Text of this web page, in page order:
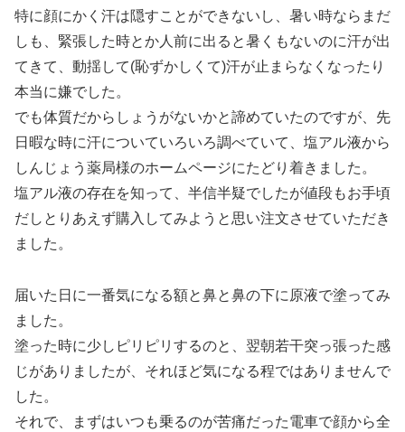
特に顔にかく汗は隠すことができないし、暑い時ならまだ
しも、緊張した時とか人前に出ると暑くもないのに汗が出
てきて、動揺して(恥ずかしくて)汗が止まらなくなったり
本当に嫌でした。
でも体質だからしょうがないかと諦めていたのですが、先
日暇な時に汗についていろいろ調べていて、塩アル液から
しんじょう薬局様のホームページにたどり着きました。
塩アル液の存在を知って、半信半疑でしたが値段もお手頃
だしとりあえず購入してみようと思い注文させていただき
ました。
届いた日に一番気になる額と鼻と鼻の下に原液で塗ってみ
ました。
塗った時に少しピリピリするのと、翌朝若干突っ張った感
じがありましたが、それほど気になる程ではありませんで
した。
それで、まずはいつも乗るのが苦痛だった電車で顔から全